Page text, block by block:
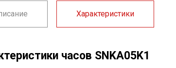
Характеристики
часов SNKA05K1